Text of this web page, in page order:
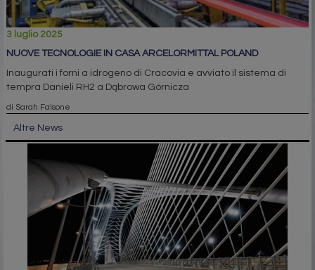
3 luglio 2025
NUOVE TECNOLOGIE IN CASA ARCELORMITTAL POLAND
Inaugurati i forni a idrogeno di Cracovia e avviato il sistema di
tempra Danieli RH2 a Dąbrowa Górnicza
di Sarah Falsone
Altre News